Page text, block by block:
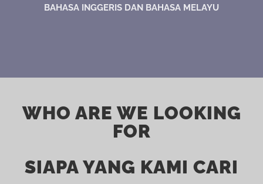
BAHASA INGGERIS DAN BAHASA MELAYU
WHO ARE WE LOOKING
FOR
SIAPA YANG KAMI CARI